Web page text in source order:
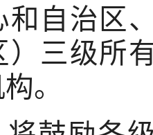
和自治区
）三级所
。